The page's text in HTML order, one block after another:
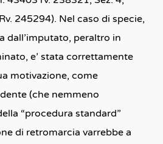
245294). Nel caso di specie,
dall’imputato, peraltro in
e’ stata correttamente
motivazione, come
(che nemmeno
“procedura standard”
di retromarcia varrebbe a